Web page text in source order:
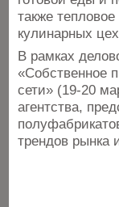
также
кулинарных
В рамках
«Собственное
сети» (19-20
агентства,
трендов рынка